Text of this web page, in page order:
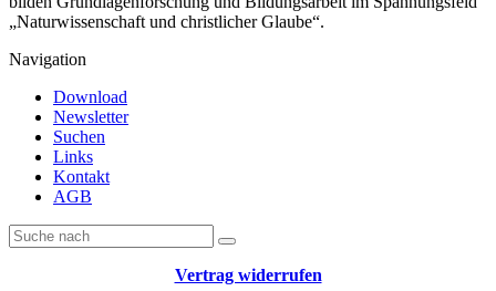
„Naturwissenschaft und christlicher Glaube“.
Navigation
Download
Newsletter
Suchen
Links
Kontakt
AGB
Vertrag widerrufen